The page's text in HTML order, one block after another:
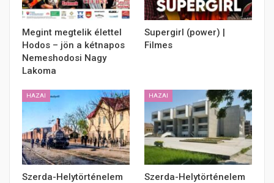
Megint megtelik élettel
Hodos – jön a kétnapos
Nemeshodosi Nagy
Lakoma
Supergirl (power) |
Filmes
HAZAI
Szerda-Helytörténelem
HAZAI
Szerda-Helytörténelem